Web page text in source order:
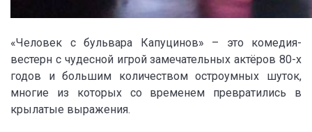
«Человек с бульвара Капуцинов» – это комедия-
вестерн с чудесной игрой замечательных актёров 80-х
годов и большим количеством остроумных шуток,
многие из которых со временем превратились в
крылатые выражения.